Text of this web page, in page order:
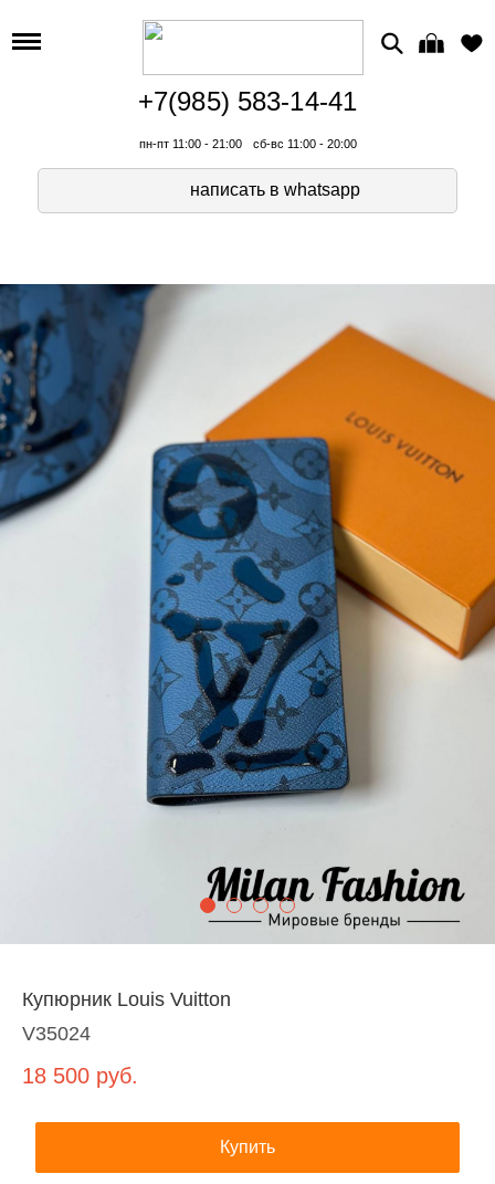
+7(985) 583-14-41
пн-пт 11:00 - 21:00 сб-вс 11:00 - 20:00
написать в whatsapp
Купюрник Louis Vuitton
V35024
18 500 руб.
Купить